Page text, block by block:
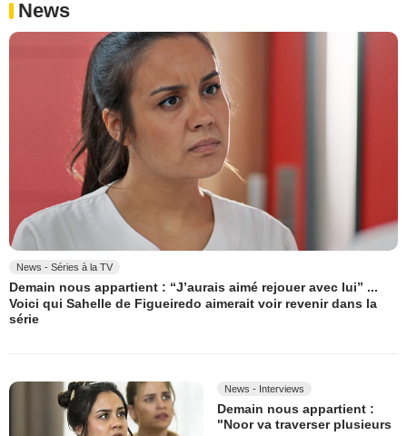
News
News - Séries à la TV
Demain nous appartient : “J’aurais aimé rejouer avec lui” ...
Voici qui Sahelle de Figueiredo aimerait voir revenir dans la
série
News - Interviews
Demain nous appartient :
"Noor va traverser plusieurs